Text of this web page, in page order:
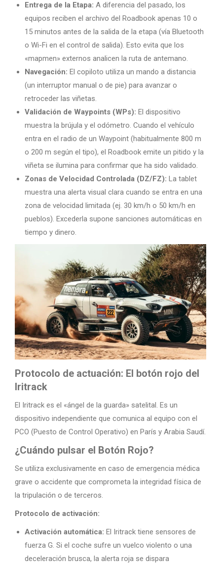
Entrega de la Etapa: A diferencia del pasado, los
equipos reciben el archivo del Roadbook apenas 10 o
15 minutos antes de la salida de la etapa (vía Bluetooth
o Wi-Fi en el control de salida). Esto evita que los
«mapmen» externos analicen la ruta de antemano.
Navegación: El copiloto utiliza un mando a distancia
(un interruptor manual o de pie) para avanzar o
retroceder las viñetas.
Validación de Waypoints (WPs): El dispositivo
muestra la brújula y el odómetro. Cuando el vehículo
entra en el radio de un Waypoint (habitualmente 800 m
o 200 m según el tipo), el Roadbook emite un pitido y la
viñeta se ilumina para confirmar que ha sido validado.
Zonas de Velocidad Controlada (DZ/FZ): La tablet
muestra una alerta visual clara cuando se entra en una
zona de velocidad limitada (ej. 30 km/h o 50 km/h en
pueblos). Excederla supone sanciones automáticas en
tiempo y dinero.
Protocolo de actuación: El botón rojo del
Iritrack
El Iritrack es el «ángel de la guarda» satelital. Es un
dispositivo independiente que comunica al equipo con el
PCO (Puesto de Control Operativo) en París y Arabia Saudí.
¿Cuándo pulsar el Botón Rojo?
Se utiliza exclusivamente en caso de emergencia médica
grave o accidente que comprometa la integridad física de
la tripulación o de terceros.
Protocolo de activación:
Activación automática: El Iritrack tiene sensores de
fuerza G. Si el coche sufre un vuelco violento o una
deceleración brusca, la alerta roja se dispara